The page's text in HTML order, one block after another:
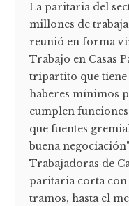
La paritaria del
millones de
reunió en forma
Trabajo en Casas
tripartito que
haberes mínimos
cumplen
que fuentes
buena
Trabajadoras de
paritaria corta con
tramos, hasta el